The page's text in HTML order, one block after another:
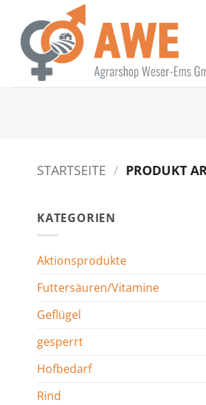
Inhalt
springen
STARTSEITE / PRODUKT
KATEGORIEN
Aktionsprodukte
Futtersäuren/Vitamine
Geflügel
gesperrt
Hofbedarf
Rind